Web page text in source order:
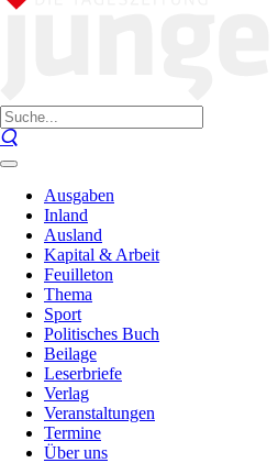
Ausgaben
Inland
Ausland
Kapital & Arbeit
Feuilleton
Thema
Sport
Politisches Buch
Beilage
Leserbriefe
Verlag
Veranstaltungen
Termine
Über uns